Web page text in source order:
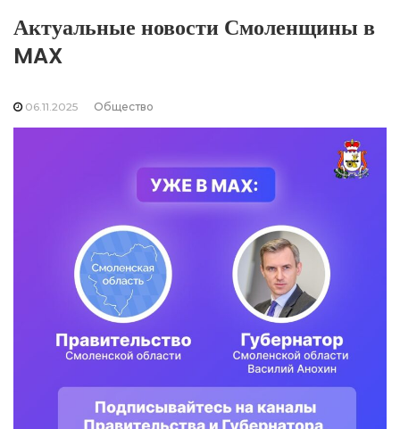
Актуальные новости Смоленщины в
MAX
06.11.2025 Общество